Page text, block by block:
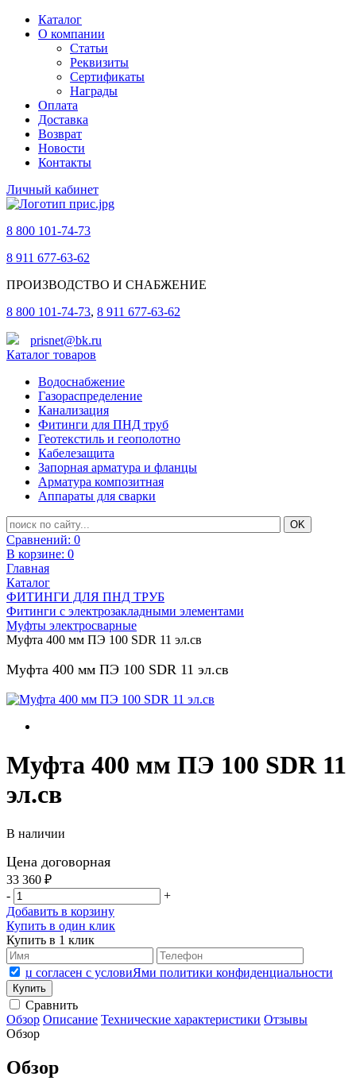
Каталог
О компании
Статьи
Реквизиты
Сертификаты
Награды
Оплата
Доставка
Возврат
Новости
Контакты
Личный кабинет
8 800 101-74-73
8 911 677-63-62
ПРОИЗВОДСТВО И СНАБЖЕНИЕ
8 800 101-74-73, 8 911 677-63-62
prisnet@bk.ru
Каталог товаров
Водоснабжение
Газораспределение
Канализация
Фитинги для ПНД труб
Геотекстиль и геополотно
Кабелезащита
Запорная арматура и фланцы
Арматура композитная
Аппараты для сварки
Сравнений: 0
В корзине: 0
Главная
Каталог
ФИТИНГИ ДЛЯ ПНД ТРУБ
Фитинги с электрозакладными элементами
Муфты электросварные
Муфта 400 мм ПЭ 100 SDR 11 эл.св
Муфта 400 мм ПЭ 100 SDR 11 эл.св
Муфта 400 мм ПЭ 100 SDR 11
эл.св
В наличии
Цена договорная
33 360 ₽
-
+
Добавить в корзину
Купить в один клик
Купить в 1 клик
џ согласен с условиЯми политики конфиденциальности
Сравнить
Обзор Описание Технические характеристики Отзывы
Обзор
Обзор